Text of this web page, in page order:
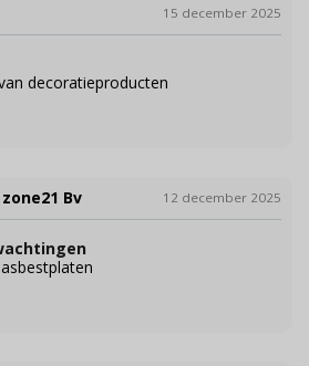
15 december 2025
decoratieproducten
Bv 12 december 2025